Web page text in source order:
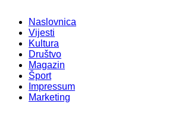
Naslovnica
Vijesti
Kultura
Društvo
Magazin
Šport
Impressum
Marketing